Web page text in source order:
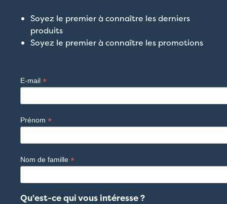
Soyez le premier à connaître les derniers
produits
Soyez le premier à connaître les promotions
E-mail *
Prénom *
Nom de famille *
Qu'est-ce qui vous intéresse ?